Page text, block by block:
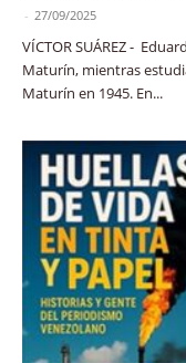
- 27/09/2025
VÍCTOR SUÁREZ -
Maturín, mientras
Maturín en 1945. En...